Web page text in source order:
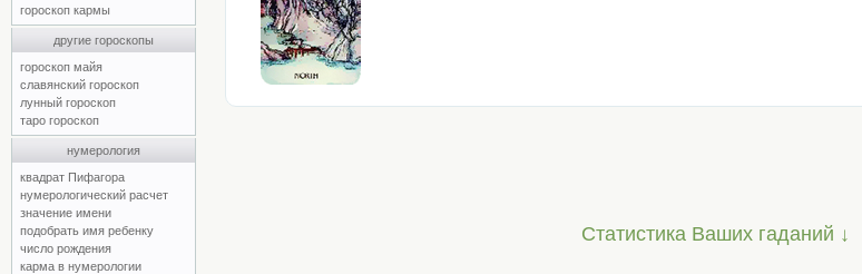
гороскоп кармы
другие гороскопы
гороскоп майя
славянский гороскоп
лунный гороскоп
таро гороскоп
нумерология
квадрат Пифагора
нумерологический расчет
значение имени
подобрать имя ребенку
число рождения
карма в нумерологии
Статистика Ваших гаданий ↓